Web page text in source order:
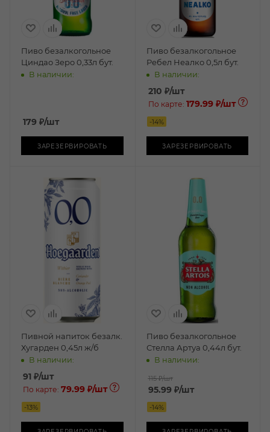
Пиво безалкогольное
Циндао Зеро 0,33л бут.
В наличии:
179 ₽/шт
ЗАРЕЗЕРВИРОВАТЬ
Пиво безалкогольное
Ребел Неалко 0,5л бут.
В наличии:
210 ₽/шт
По карте: 179.99 ₽/шт
-14%
ЗАРЕЗЕРВИРОВАТЬ
Пивной напиток безалк.
Хугарден 0,45л ж/б
В наличии:
91 ₽/шт
По карте: 79.99 ₽/шт
-13%
Пиво безалкогольное
Стелла Артуа 0,44л бут.
В наличии:
115 ₽/шт
95.99₽/шт
-14%